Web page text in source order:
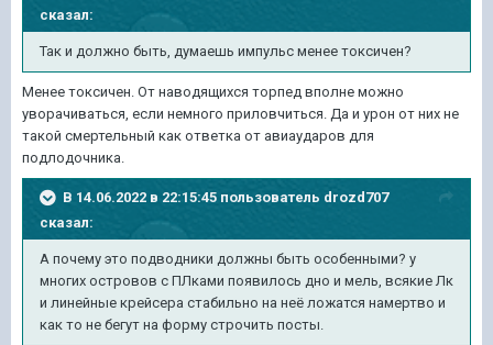
сказал:
Так и должно быть, думаешь импульс менее токсичен?
Менее токсичен. От наводящихся торпед вполне можно
уворачиваться, если немного приловчиться. Да и урон от них не
такой смертельный как ответка от авиаударов для
подлодочника.
В 14.06.2022 в 22:15:45 пользователь drozd707
сказал:
А почему это подводники должны быть особенными? у
многих островов с ПЛками появилось дно и мель, всякие Лк
и линейные крейсера стабильно на неё ложатся намертво и
как то не бегут на форму строчить посты.